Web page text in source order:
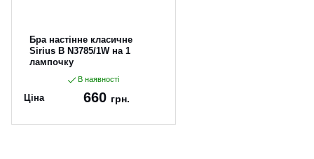
Бра настінне класичне
Sirius B N3785/1W на 1
лампочку
В наявності
Ціна 660 грн.